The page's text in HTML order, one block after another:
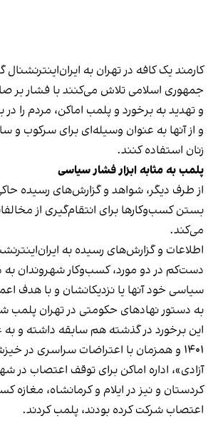
کارمند یک کافه در تهران به
جمهوری اسلامی تلاش می‌کنند با فشار بر
و تهدید به برخورد و پلمب اماکن، مردم را در
و از آنها به عنوان وسیله‌ای برای سرکوب و
زنان استفاده کنند.
پلمب به مثابه ابزار فشار سیاسی
از طرف دیگر، شواهد و گزارش‌های رسیده
بستن کسب‌وکارها برای انتقام‌گیری از
می‌کند.
اطلاعات و گزارش‌های رسیده به
دست‌کم در دو مورد، کسب‌وکار شهروندان به
سیاسی خود آنها یا نزدیکانشان و با هدف
به دستور نهادهای حکومتی در تهران پلمب
این برخورد در گذشته هم سابقه داشته و به
۱۴۰۱ و همزمان با اعتراضات سراسری در
آزادی»، اداره اماکن برای توقف اعتصاب در
کردستان و نیز در ایلام و کرمانشاه، مغازه
اعتصاب شرکت کرده بودند، پلمب کردند.